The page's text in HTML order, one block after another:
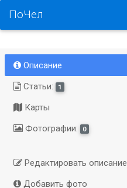
ПоЧел
Описание
Статьи:
1
Карты
Фотографии:
0
Редактировать описание
Добавить фото